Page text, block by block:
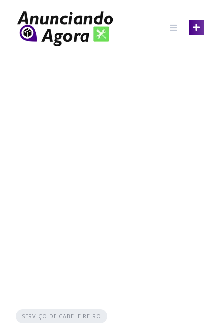
SERVIÇO DE CABELEIREIRO